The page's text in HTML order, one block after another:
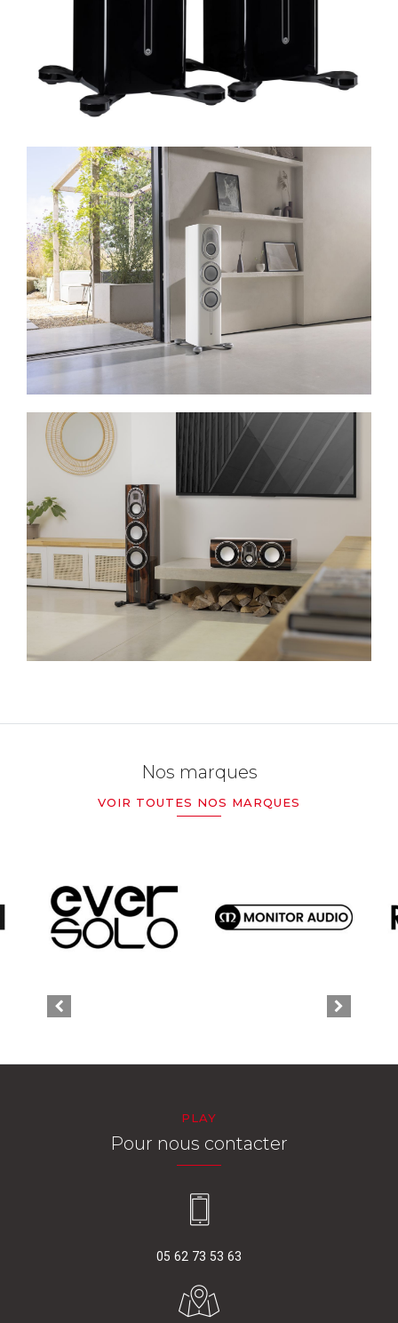
Nos marques
VOIR TOUTES NOS MARQUES
PLAY
Pour nous contacter
05 62 73 53 63